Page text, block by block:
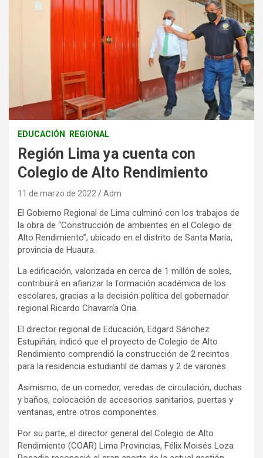
EDUCACIÓN REGIONAL
Región Lima ya cuenta con
Colegio de Alto Rendimiento
11 de marzo de 2022 Adm
El Gobierno Regional de Lima culminó con los trabajos de
la obra de “Construcción de ambientes en el Colegio de
Alto Rendimiento”, ubicado en el distrito de Santa María,
provincia de Huaura.
La edificación, valorizada en cerca de 1 millón de soles,
contribuirá en afianzar la formación académica de los
escolares, gracias a la decisión política del gobernador
regional Ricardo Chavarría Oria.
El director regional de Educación, Edgard Sánchez
Estupiñán, indicó que el proyecto de Colegio de Alto
Rendimiento comprendió la construcción de 2 recintos
para la residencia estudiantil de damas y 2 de varones.
Asimismo, de un comedor, veredas de circulación, duchas
y baños, colocación de accesorios sanitarios, puertas y
ventanas, entre otros componentes.
Por su parte, el director general del Colegio de Alto
Rendimiento (COAR) Lima Provincias, Félix Moisés Loza